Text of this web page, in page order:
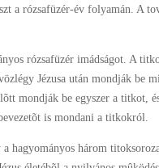
a rózsafüzér-év folyamán. A
rózsafüzér imádságot. A
Jézusa után mondják be
mondják be egyszer a titkot,
is mondani a titkokról.
hagyományos három